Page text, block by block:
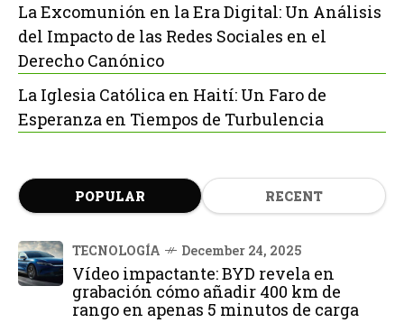
La Excomunión en la Era Digital: Un Análisis
del Impacto de las Redes Sociales en el
Derecho Canónico
La Iglesia Católica en Haití: Un Faro de
Esperanza en Tiempos de Turbulencia
POPULAR RECENT
TECNOLOGÍA December 24, 2025
Vídeo impactante: BYD revela en
grabación cómo añadir 400 km de
rango en apenas 5 minutos de carga